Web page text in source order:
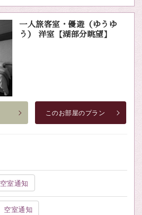
一人旅客室・優遊（ゆうゆ
う） 洋室【湖部分眺望】
このお部屋のプラン
空室通知
空室通知